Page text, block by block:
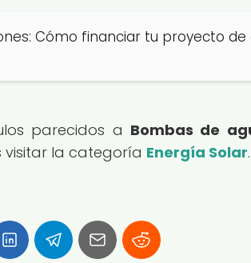
Cómo financiar tu proyecto
parecidos a Bombas de
visitar la categoría Energía Solar.